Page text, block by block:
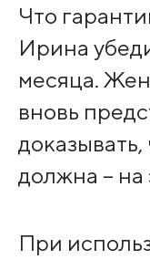
Что
Ирина
месяца.
вновь
должна – на
При